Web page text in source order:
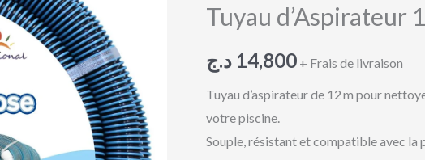
Tuyau d’Aspirateur
14,800 د.ج + Frais de livraison
Tuyau d’aspirateur de 12 m pour
votre piscine.
Souple, résistant et compatible avec la
12 m
Piscine